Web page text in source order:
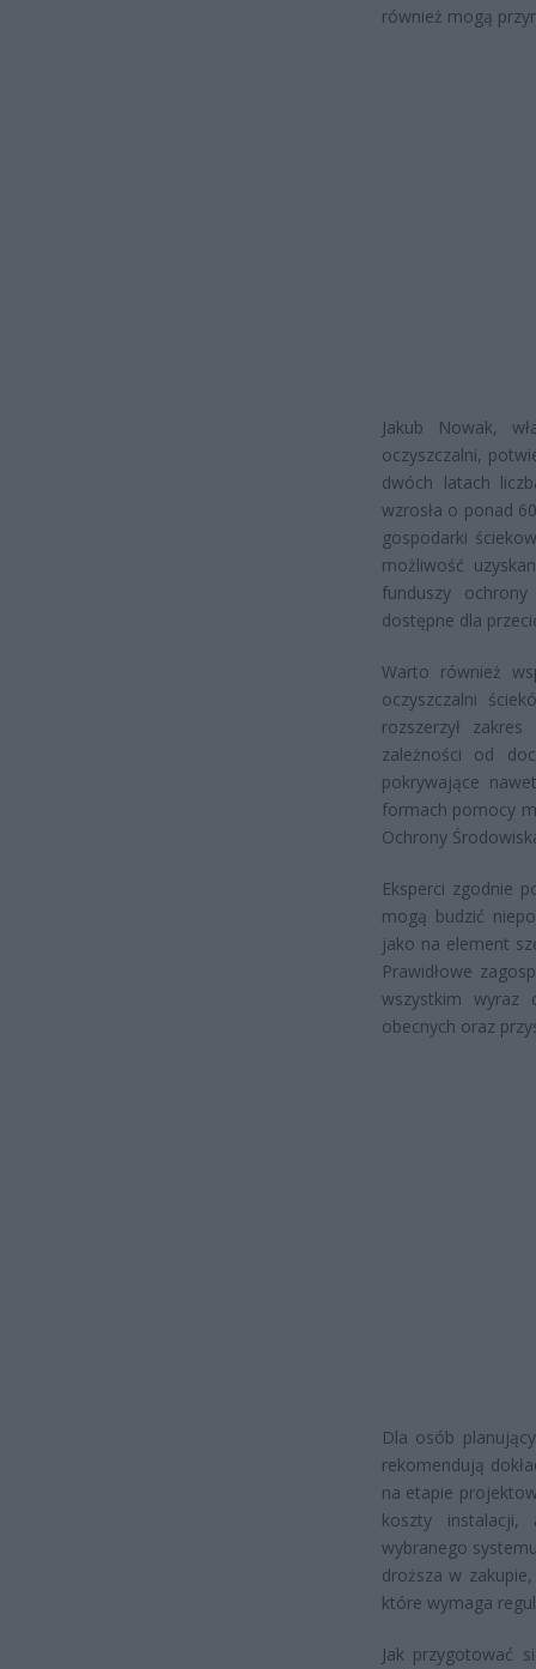
również mogą
Jakub Nowak,
oczyszczalni,
dwóch latach
wzrosła o ponad
gospodarki
możliwość
funduszy
dostępne dla
Warto również
oczyszczalni
rozszerzył
zależności od
pokrywające
formach pomocy
Ochrony
Eksperci zgodnie
mogą budzić
jako na element
Prawidłowe
wszystkim wyraz
obecnych oraz
Dla osób
rekomendują
na etapie
koszty instalacji,
wybranego
droższa w
które wymaga
Jak przygotować